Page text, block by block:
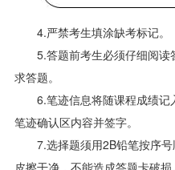
4.严禁考生填涂缺考标记。
5.答题前考生必须仔细阅
求答题。
6.笔迹信息将随课程成绩
笔迹确认区内容并签字。
7.选择题须用2B铅笔按序
皮擦干净，不能造成答题卡破损。